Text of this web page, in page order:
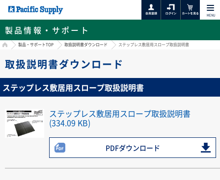
MENU
製品情報・サポート
HOME製品・サポートTOP 取扱説明書ダウンロード ステップレス敷居用スロープ取扱説明書
取扱説明書ダウンロード
ステップレス敷居用スロープ取扱説明書
ステップレス敷居用スロープ取扱説明書
(334.09 KB)
PDFダウンロード